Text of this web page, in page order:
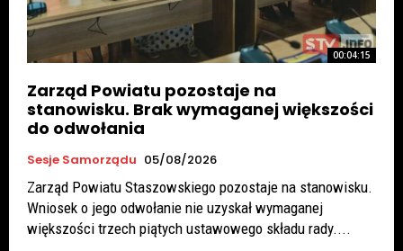
00:04:15
Zarząd Powiatu pozostaje na
stanowisku. Brak wymaganej większości
do odwołania
Sesje Samorządu 05/08/2026
Zarząd Powiatu Staszowskiego pozostaje na stanowisku.
Wniosek o jego odwołanie nie uzyskał wymaganej
większości trzech piątych ustawowego składu rady....